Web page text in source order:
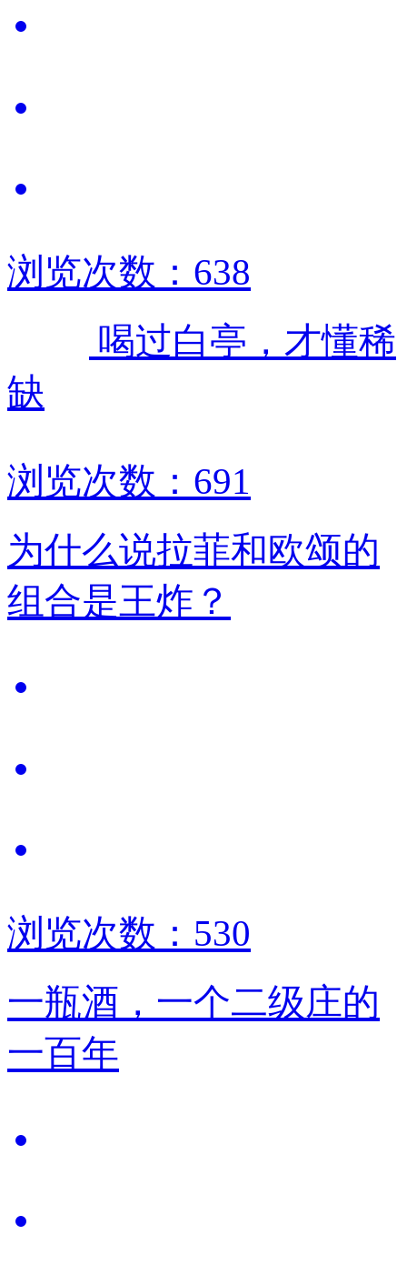
浏览次数：638
喝过白亭，才懂稀
缺
浏览次数：691
为什么说拉菲和欧颂的
组合是王炸？
浏览次数：530
一瓶酒，一个二级庄的
一百年